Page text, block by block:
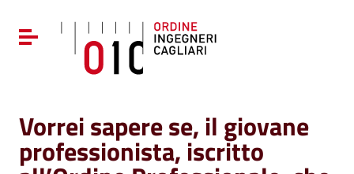
Vai al menu di navigazione
Vai al footer
Attiva / disattiva la navigazione
Vorrei sapere se, il giovane
professionista, iscritto